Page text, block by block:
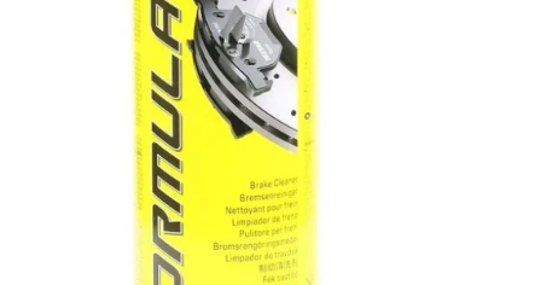
Auxiliare Halogen
LED Omologat RAR
Echipamente Service
Compresoare portabile